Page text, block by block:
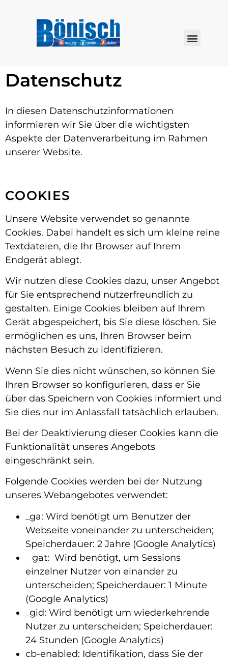
Datenschutz
In diesen Datenschutzinformationen
informieren wir Sie über die wichtigsten
Aspekte der Datenverarbeitung im Rahmen
unserer Website.
COOKIES
Unsere Website verwendet so genannte
Cookies. Dabei handelt es sich um kleine reine
Textdateien, die Ihr Browser auf Ihrem
Endgerät ablegt.
Wir nutzen diese Cookies dazu, unser Angebot
für Sie entsprechend nutzerfreundlich zu
gestalten. Einige Cookies bleiben auf Ihrem
Gerät abgespeichert, bis Sie diese löschen. Sie
ermöglichen es uns, Ihren Browser beim
nächsten Besuch zu identifizieren.
Wenn Sie dies nicht wünschen, so können Sie
Ihren Browser so konfigurieren, dass er Sie
über das Speichern von Cookies informiert und
Sie dies nur im Anlassfall tatsächlich erlauben.
Bei der Deaktivierung dieser Cookies kann die
Funktionalität unseres Angebots
eingeschränkt sein.
Folgende Cookies werden bei der Nutzung
unseres Webangebotes verwendet:
_ga: Wird benötigt um Benutzer der
Webseite voneinander zu unterscheiden;
Speicherdauer: 2 Jahre (Google Analytics)
_gat: Wird benötigt, um Sessions
einzelner Nutzer von einander zu
unterscheiden; Speicherdauer: 1 Minute
(Google Analytics)
_gid: Wird benötigt um wiederkehrende
Nutzer zu unterscheiden; Speicherdauer:
24 Stunden (Google Analytics)
cb-enabled: Identifikation, dass Sie der